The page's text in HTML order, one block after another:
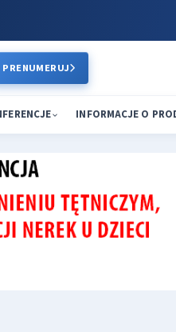
PRENUMERUJ
INFORMACJE O